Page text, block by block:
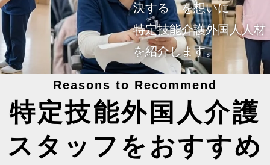
決する」を想いに
特定技能介護外国人人材
を紹介します。
Reasons to Recommend
特定技能外国人介護
スタッフを おすすめ